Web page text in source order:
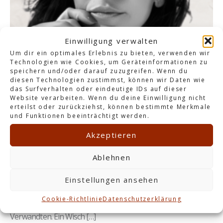
Einwilligung verwalten
Um dir ein optimales Erlebnis zu bieten, verwenden wir
Technologien wie Cookies, um Geräteinformationen zu
speichern und/oder darauf zuzugreifen. Wenn du
diesen Technologien zustimmst, können wir Daten wie
das Surfverhalten oder eindeutige IDs auf dieser
Website verarbeiten. Wenn du deine Einwilligung nicht
erteilst oder zurückziehst, können bestimmte Merkmale
und Funktionen beeinträchtigt werden.
Akzeptieren
Ablehnen
Einstellungen ansehen
Cookie-RichtlinieDatenschutzerklärung
Ist die Liebe am Ende?
Schreiben Sie einen Kommentar |Essays|
Aferdita Bogdanovic|10.12.2025
Wann ist die Liebe eigentlich so tragisch geworden? Oder war
sie das immer – nur weniger gut erzählt? Gern blicken wir
zurück und behaupten, früher sei alles einfacher gewesen.
Beziehungen hätten länger gehalten, mitunter ein Leben
unserer Zeit, der zunehmende Egoismus, Tinder und seine
Verwandten. Ein Wisch […]